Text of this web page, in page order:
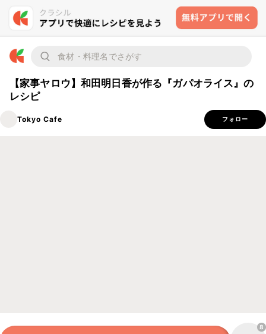
【家事ヤロウ】和田明日香が作る『ガパオライス』の
レシピ
Tokyo Cafe フォロー
8